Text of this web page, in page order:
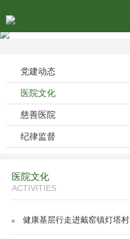
党建动态
医院文化
慈善医院
纪律监督
医院文化
ACTIVITIES
健康基层行走进戴窑镇灯塔村